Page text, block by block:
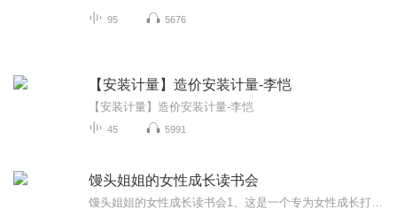
95 5676
【安装计量】造价安装计量-李恺
【安装计量】造价安装计量-李恺
45 5991
馒头姐姐的女性成长读书会